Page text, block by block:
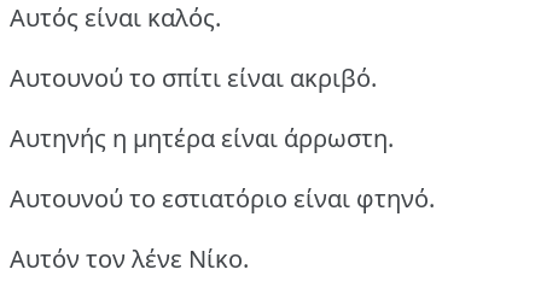
Αυτός είναι καλός.
Αυτουνού το σπίτι είναι ακριβό.
Αυτηνής η μητέρα είναι άρρωστη.
Αυτουνού το εστιατόριο είναι φτηνό.
Αυτόν τον λένε Νίκο.